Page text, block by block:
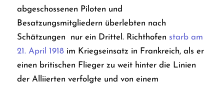
abgeschossenen Piloten und
Besatzungsmitgliedern überlebten nach
Schätzungen nur ein Drittel. Richthofen starb am
21. April 1918im Kriegseinsatz in Frankreich, als er
einen britischen Flieger zu weit hinter die Linien
der Alliierten verfolgte und von einem